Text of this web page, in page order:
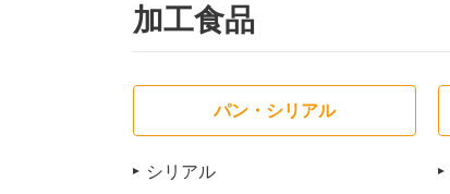
加工食品
パン・シリアル
シリアル